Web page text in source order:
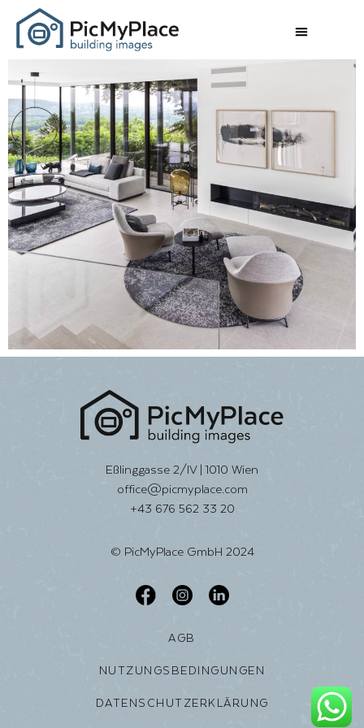
Eßlinggasse 2/IV | 1010 Wien
office@picmyplace.com
+43 676 562 33 20
© PicMyPlace GmbH 2024
AGB
NUTZUNGSBEDINGUNGEN
DATENSCHUTZERKLÄRUNG